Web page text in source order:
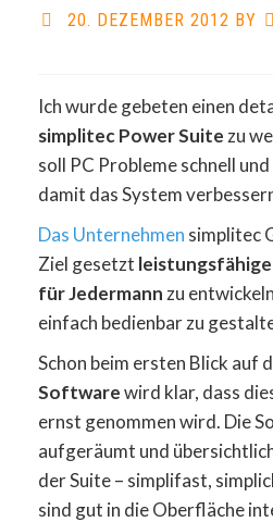
20. DEZEMBER 2012 BY
Ich wurde gebeten einen
simplitec Power Suite zu
soll PC Probleme schnell
damit das System
Das Unternehmen simplitec
Ziel gesetzt
für Jedermann zu
einfach bedienbar zu
Schon beim ersten Blick auf
Softwarewird klar, dass
ernst genommen wird. Die
aufgeräumt und
der Suite – simplifast,
sind gut in die Oberfläche